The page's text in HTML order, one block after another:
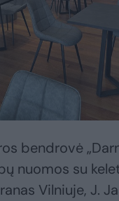
bendrovė
nuomos su
Vilniuje, J.